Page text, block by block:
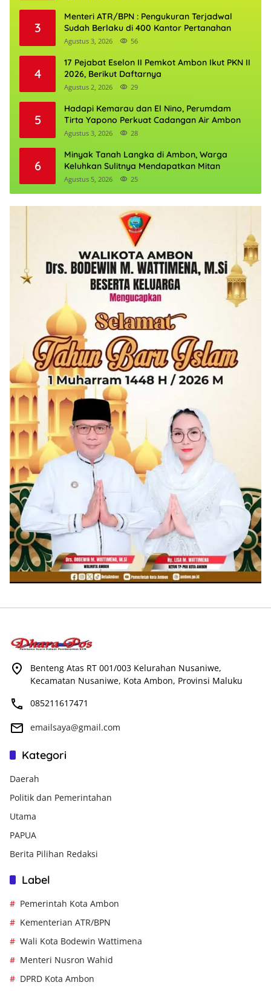
3
Menteri ATR/BPN : Pengukuran Terjadwal
Sudah Berlaku di 400 Kantor Pertanahan
Agustus 3, 2026 56
4
17 Pejabat Eselon II Pemkot Ambon Ikut PKN II
2026, Berikut Daftarnya
Agustus 2, 2026 29
5
Hadapi Kemarau dan El Nino, Perumdam
Tirta Yapono Perkuat Cadangan Air Ambon
Agustus 3, 2026 28
6
Minyak Tanah Langka di Ambon, Warga
Keluhkan Sulitnya Mendapatkan Mitan
Agustus 5, 2026 25
Benteng Atas RT 001/003 Kelurahan Nusaniwe,
Kecamatan Nusaniwe, Kota Ambon, Provinsi Maluku
085211617471
emailsaya@gmail.com
Kategori
Daerah
Politik dan Pemerintahan
Utama
PAPUA
Berita Pilihan Redaksi
Label
Pemerintah Kota Ambon
Kementerian ATR/BPN
Wali Kota Bodewin Wattimena
Menteri Nusron Wahid
DPRD Kota Ambon